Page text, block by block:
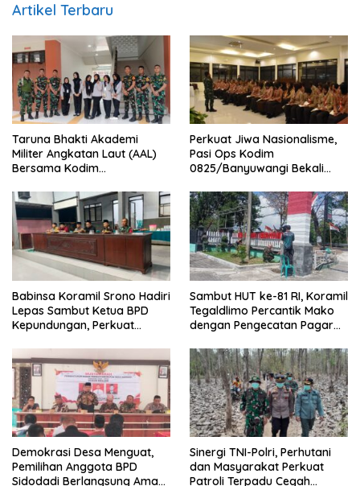
Artikel Terbaru
Taruna Bhakti Akademi
Militer Angkatan Laut (AAL)
Bersama Kodim
Generasi Disiplin dan Berjiwa
Nasionalis
Perkuat Jiwa Nasionalisme,
Pasi Ops Kodim
0825/Banyuwangi Bekali
dengan Wawasan
Kebangsaan
Babinsa Koramil Srono Hadiri
Lepas Sambut Ketua BPD
Kepundungan, Perkuat
Sambut HUT ke-81 RI, Koramil
Tegaldlimo Percantik Mako
dengan Pengecatan Pagar
Demokrasi Desa Menguat,
Pemilihan Anggota BPD
Sidodadi Berlangsung Aman
Sinergi TNI-Polri, Perhutani
dan Masyarakat Perkuat
Patroli Terpadu Cegah